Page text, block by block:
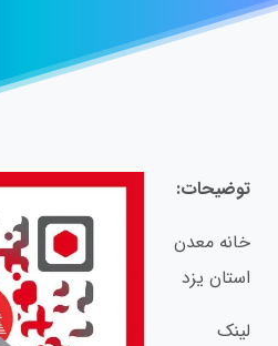
توضیحات:
خانه معدن
استان یزد
لینک